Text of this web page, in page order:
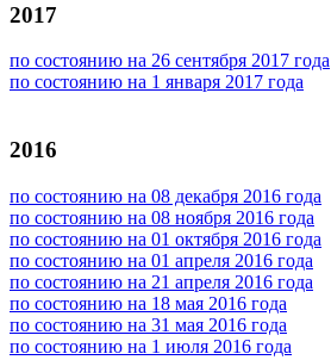
2017
по состоянию на 26 сентября 2017 года
по состоянию на 1 января 2017 года
2016
по состоянию на 08 декабря 2016 года
по состоянию на 08 ноября 2016 года
по состоянию на 01 октября 2016 года
по состоянию на 01 апреля 2016 года
по состоянию на 21 апреля 2016 года
по состоянию на 18 мая 2016 года
по состоянию на 31 мая 2016 года
по состоянию на 1 июля 2016 года